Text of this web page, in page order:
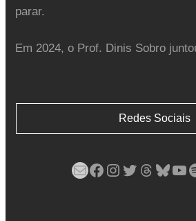
parar.
Em 2024, o Prof. Dinis Sobro
Redes Sociais
Mail Facebook Instagram Twitter Threads Bluesky YouTube Spotify